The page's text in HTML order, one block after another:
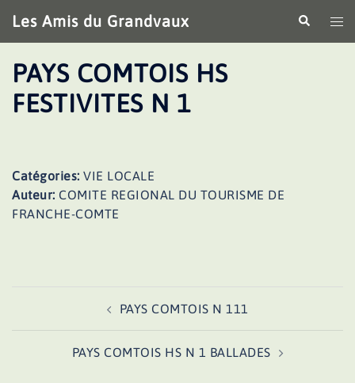
au
contenu
Les Amis du Grandvaux
le
PAYS COMTOIS HS
FESTIVITES N 1
Catégories: VIE LOCALE
Auteur: COMITE REGIONAL DU TOURISME DE
FRANCHE-COMTE
PAYS COMTOIS N 111
PAYS COMTOIS HS N 1 BALLADES